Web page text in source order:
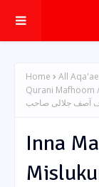
Home All
Qurani Mafhoom / انما انا بشر مثلکم کا قرآنی مفہوم by ڈاکٹر مفتی
آصف جلالی صاحب
Inna